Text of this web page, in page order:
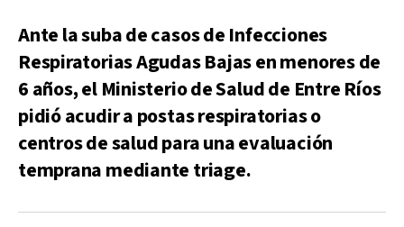
Ante la suba de casos de Infecciones
Respiratorias Agudas Bajas en menores de
6 años, el Ministerio de Salud de Entre Ríos
pidió acudir a postas respiratorias o
centros de salud para una evaluación
temprana mediante triage.